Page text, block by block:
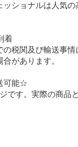
ッショナルは人気
着
税関及び輸送事情
があります。
可能☆
です。実際の商品